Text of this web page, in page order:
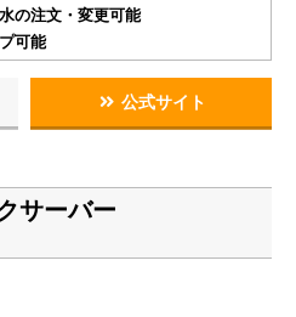
の注文・変更可能
可能
公式サイト
サーバー